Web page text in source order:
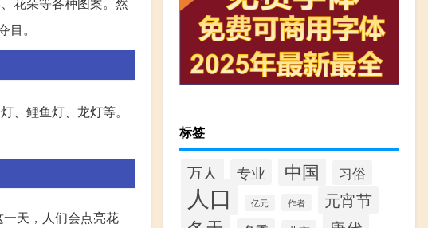
。
、鲤鱼灯、龙灯等。
一天，人们会点亮花
标签
万人 专业 中国 习俗
人口 亿元 作者 元宵节